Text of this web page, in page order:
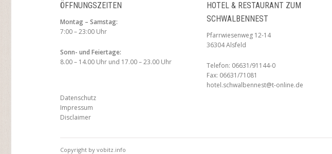
ÖFFNUNGSZEITEN
Montag – Samstag:
7:00 – 23:00 Uhr
Sonn- und Feiertage:
8.00 – 14.00 Uhr und 17.00 – 23.00 Uhr
Datenschutz
Impressum
Disclaimer
HOTEL & RESTAURANT ZUM
SCHWALBENNEST
Pfarrwiesenweg 12-14
36304 Alsfeld
Telefon: 06631/91144-0
Fax: 06631/71081
hotel.schwalbennest@t-online.de
Copyright by vobitz.info